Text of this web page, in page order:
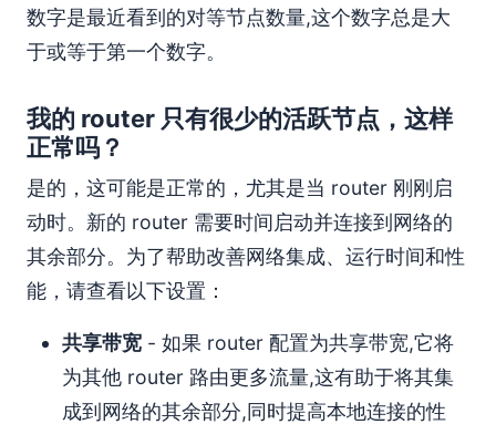
数字是最近看到的对等节点数量,这个数字总是大
于或等于第一个数字。
我的 router 只有很少的活跃节点，这样
正常吗？
是的，这可能是正常的，尤其是当 router 刚刚启
动时。新的 router 需要时间启动并连接到网络的
其余部分。为了帮助改善网络集成、运行时间和性
能，请查看以下设置：
共享带宽 - 如果 router 配置为共享带宽,它将
为其他 router 路由更多流量,这有助于将其集
成到网络的其余部分,同时提高本地连接的性